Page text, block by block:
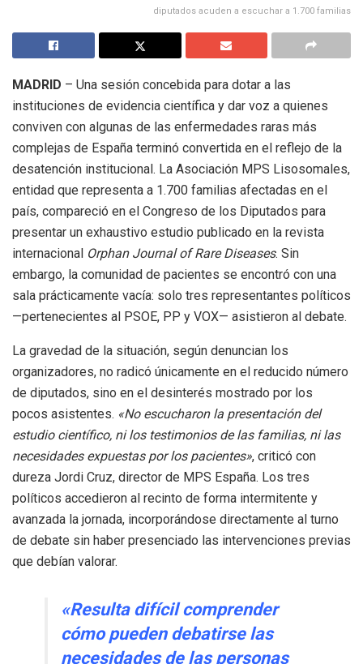
diputados acuden a escuchar a 1.700 familias
MADRID – Una sesión concebida para dotar a las
instituciones de evidencia científica y dar voz a quienes
conviven con algunas de las enfermedades raras más
complejas de España terminó convertida en el reflejo de la
desatención institucional . La Asociación MPS Lisosomales,
entidad que representa a 1.700 familias afectadas en el
país, compareció en el Congreso de los Diputados para
presentar un exhaustivo estudio publicado en la revista
internacional Orphan Journal of Rare Diseases. Sin
embargo, la comunidad de pacientes se encontró con una
sala prácticamente vacía: solo tres representantes políticos
—pertenecientes al PSOE, PP y VOX— asistieron al debate.
La gravedad de la situación, según denuncian los
organizadores, no radicó únicamente en el reducido número
de diputados, sino en el desinterés mostrado por los
pocos asistentes. «No escucharon la presentación del
estudio científico, ni los testimonios de las familias, ni las
necesidades expuestas por los pacientes», criticó con
dureza Jordi Cruz, director de MPS España. Los tres
políticos accedieron al recinto de forma intermitente y
avanzada la jornada, incorporándose directamente al turno
de debate sin haber presenciado las intervenciones previas
que debían valorar.
«Resulta difícil comprender
cómo pueden debatirse las
necesidades de las personas